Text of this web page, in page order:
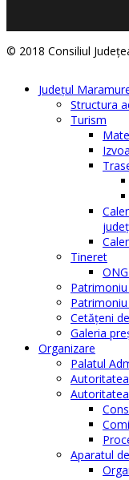
© 2018 Consiliul
Judeţul
Structura
Turism
Tineret
Patrimoniu
Cetăţeni
Galeria
Organizare
Palatul
Aparatul